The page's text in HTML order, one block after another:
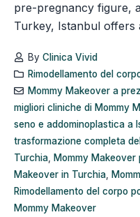
pre-pregnancy figure,
Turkey, Istanbul offers
By Clinica Vivid
Rimodellamento del
Mommy Makeover a
migliori cliniche di Mommy
seno e addominoplastica a
trasformazione completa
Turchia
Mommy Makeover
Makeover in Turchia
Rimodellamento del corpo
Mommy Makeover